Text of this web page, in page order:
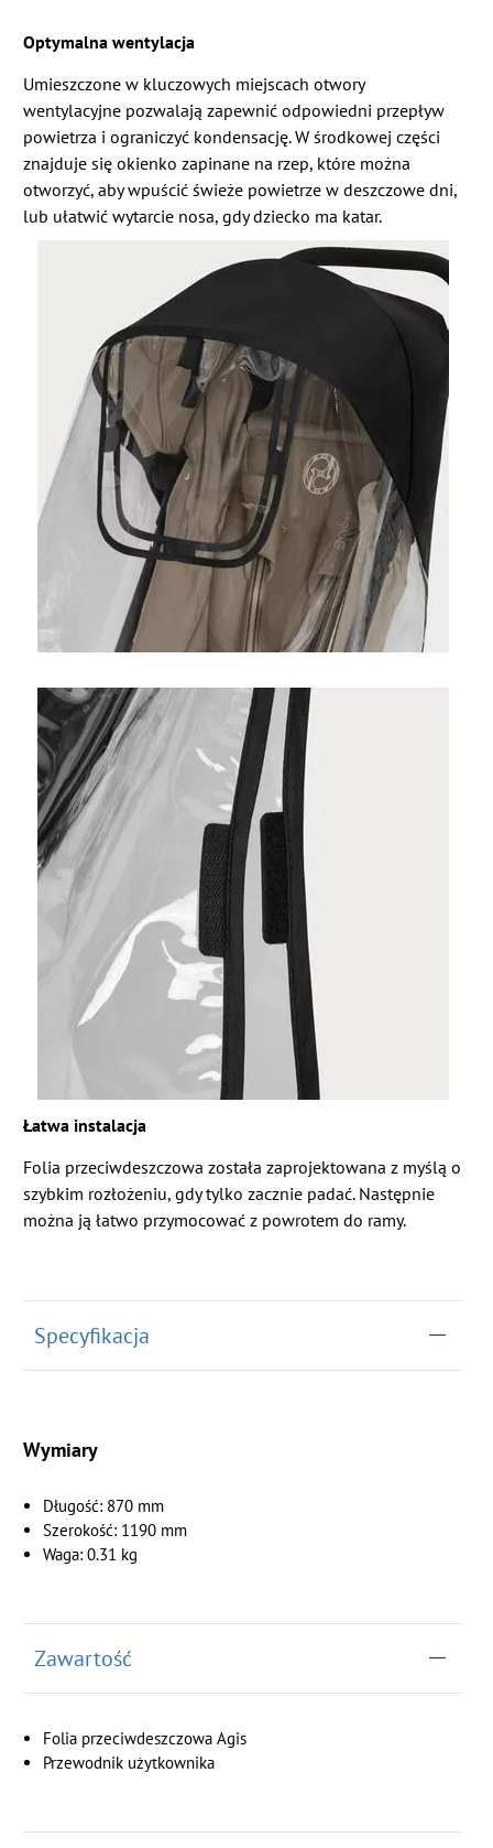
Optymalna wentylacja
Umieszczone w kluczowych miejscach otwory
wentylacyjne pozwalają zapewnić odpowiedni przepływ
powietrza i ograniczyć kondensację. W środkowej części
znajduje się okienko zapinane na rzep, które można
otworzyć, aby wpuścić świeże powietrze w deszczowe dni,
lub ułatwić wytarcie nosa, gdy dziecko ma katar.
Łatwa instalacja
Folia przeciwdeszczowa została zaprojektowana z myślą o
szybkim rozłożeniu, gdy tylko zacznie padać. Następnie
można ją łatwo przymocować z powrotem do ramy.
Specyfikacja
Wymiary
Długość: 870 mm
Szerokość: 1190 mm
Waga: 0.31 kg
Zawartość
Folia przeciwdeszczowa Agis
Przewodnik użytkownika